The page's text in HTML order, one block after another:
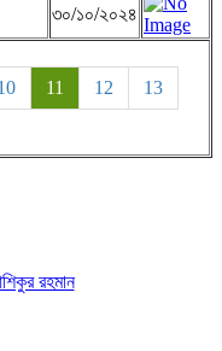
৩০/১০/২০২৪
11 12 13
রহমান